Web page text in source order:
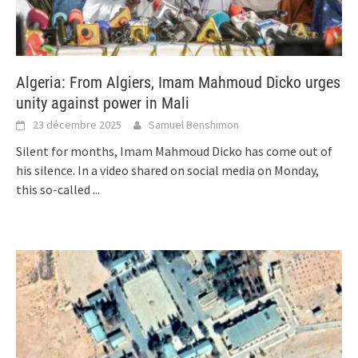
Algeria: From Algiers, Imam Mahmoud Dicko urges
unity against power in Mali
23 décembre 2025 Samuel Benshimon
Silent for months, Imam Mahmoud Dicko has come out of
his silence. In a video shared on social media on Monday,
this so-called ...